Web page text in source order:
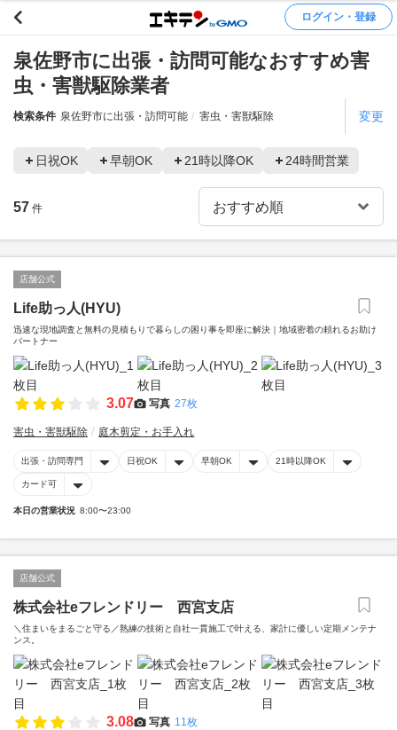
ログイン・登録
泉佐野市に出張・訪問可能なおすすめ害
虫・害獣駆除業者
検索条件 泉佐野市に出張・訪問可能 害虫・害獣駆除 変更
日祝OK 早朝OK 21時以降OK 24時間営業
57 件
店舗公式
Life助っ人(HYU)
迅速な現地調査と無料の見積もりで暮らしの困り事を即座に解決｜地域密着の頼れるお助け
パートナー
3.07 写真 27枚
害虫・害獣駆除 庭木剪定・お手入れ
出張・訪問専門 日祝OK 早朝OK 21時以降OK
カード可
本日の営業状況 8:00〜23:00
店舗公式
株式会社eフレンドリー 西宮支店
＼住まいをまるごと守る／熟練の技術と自社一貫施工で叶える、家計に優しい定期メンテナ
ンス。
3.08 写真 11枚